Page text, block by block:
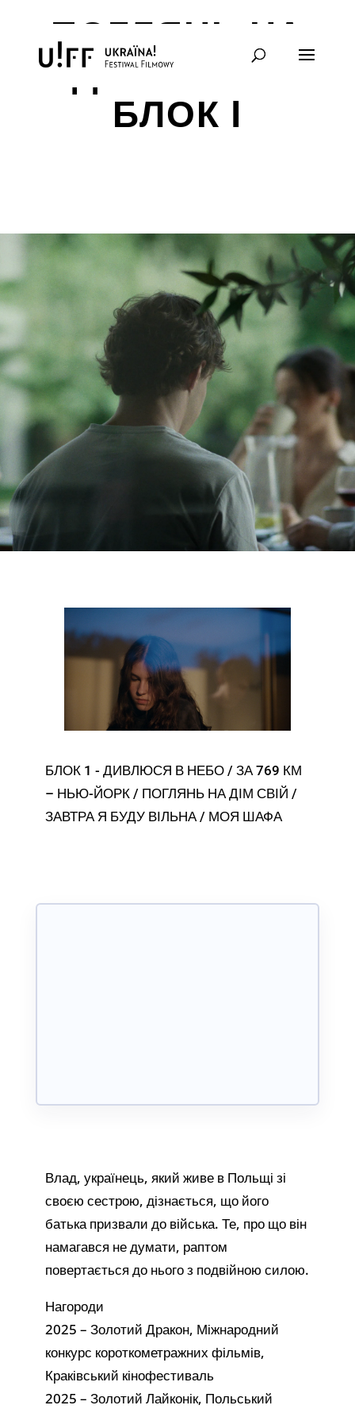
ПОГЛЯНЬ НА
ДІМ СВІЙ –
БЛОК I
БЛОК 1 - ДИВЛЮСЯ В НЕБО / ЗА 769 КМ
– НЬЮ-ЙОРК / ПОГЛЯНЬ НА ДІМ СВІЙ /
ЗАВТРА Я БУДУ ВІЛЬНА / МОЯ ШАФА
Влад, українець, який живе в Польщі зі
своєю сестрою, дізнається, що його
батька призвали до війська. Те, про що він
намагався не думати, раптом
повертається до нього з подвійною силою.
Нагороди
2025 – Золотий Дракон, Міжнародний
конкурс короткометражних фільмів,
Краківський кінофестиваль
2025 – Золотий Лайконік, Польський